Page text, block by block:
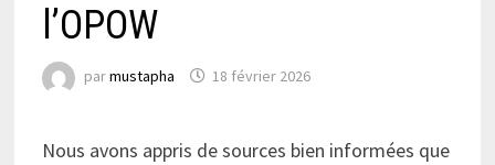
l’OPOW
parmustapha 18 février 2026
Nous avons appris de sources bien informées que